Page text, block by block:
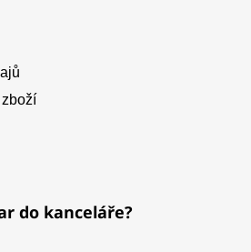
do kanceláře?